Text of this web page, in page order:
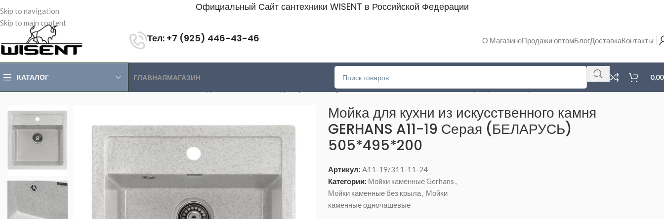
Skip to navigation
Skip to main content
Официальный Сайт сантехники WISENT в Российской Федерации
Тел: +7 (925) 446-43-46 О МагазинеПродажи оптомБлогДоставкаКонтакты
КАТАЛОГ ГЛАВНАЯМАГАЗИН
Мойка для кухни из искусственного камня GERHANS A11-19 Серая (БЕЛАРУСЬ) 505*495*200
Мойка для кухни из искусственного камня
GERHANS A11-19 Серая (БЕЛАРУСЬ)
505*495*200
Артикул: A11-19/311-11-24
Категории: Мойки каменные Gerhans
Мойки каменные без крыла
Мойки
каменные одночашевые